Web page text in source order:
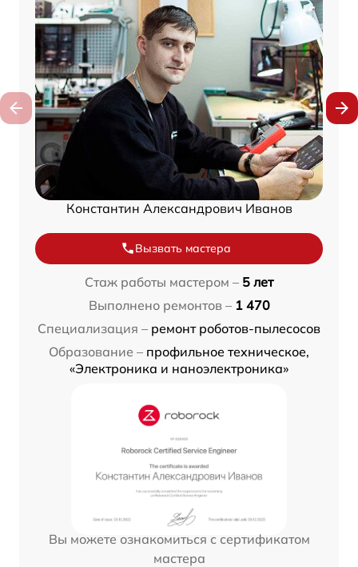
Константин Александрович Иванов
Вызвать мастера
Стаж работы мастером – 5 лет
Выполнено ремонтов – 1 470
Специализация – ремонт роботов-пылесосов
Образование – профильное техническое,
«Электроника и наноэлектроника»
Вы можете ознакомиться с сертификатом
мастера